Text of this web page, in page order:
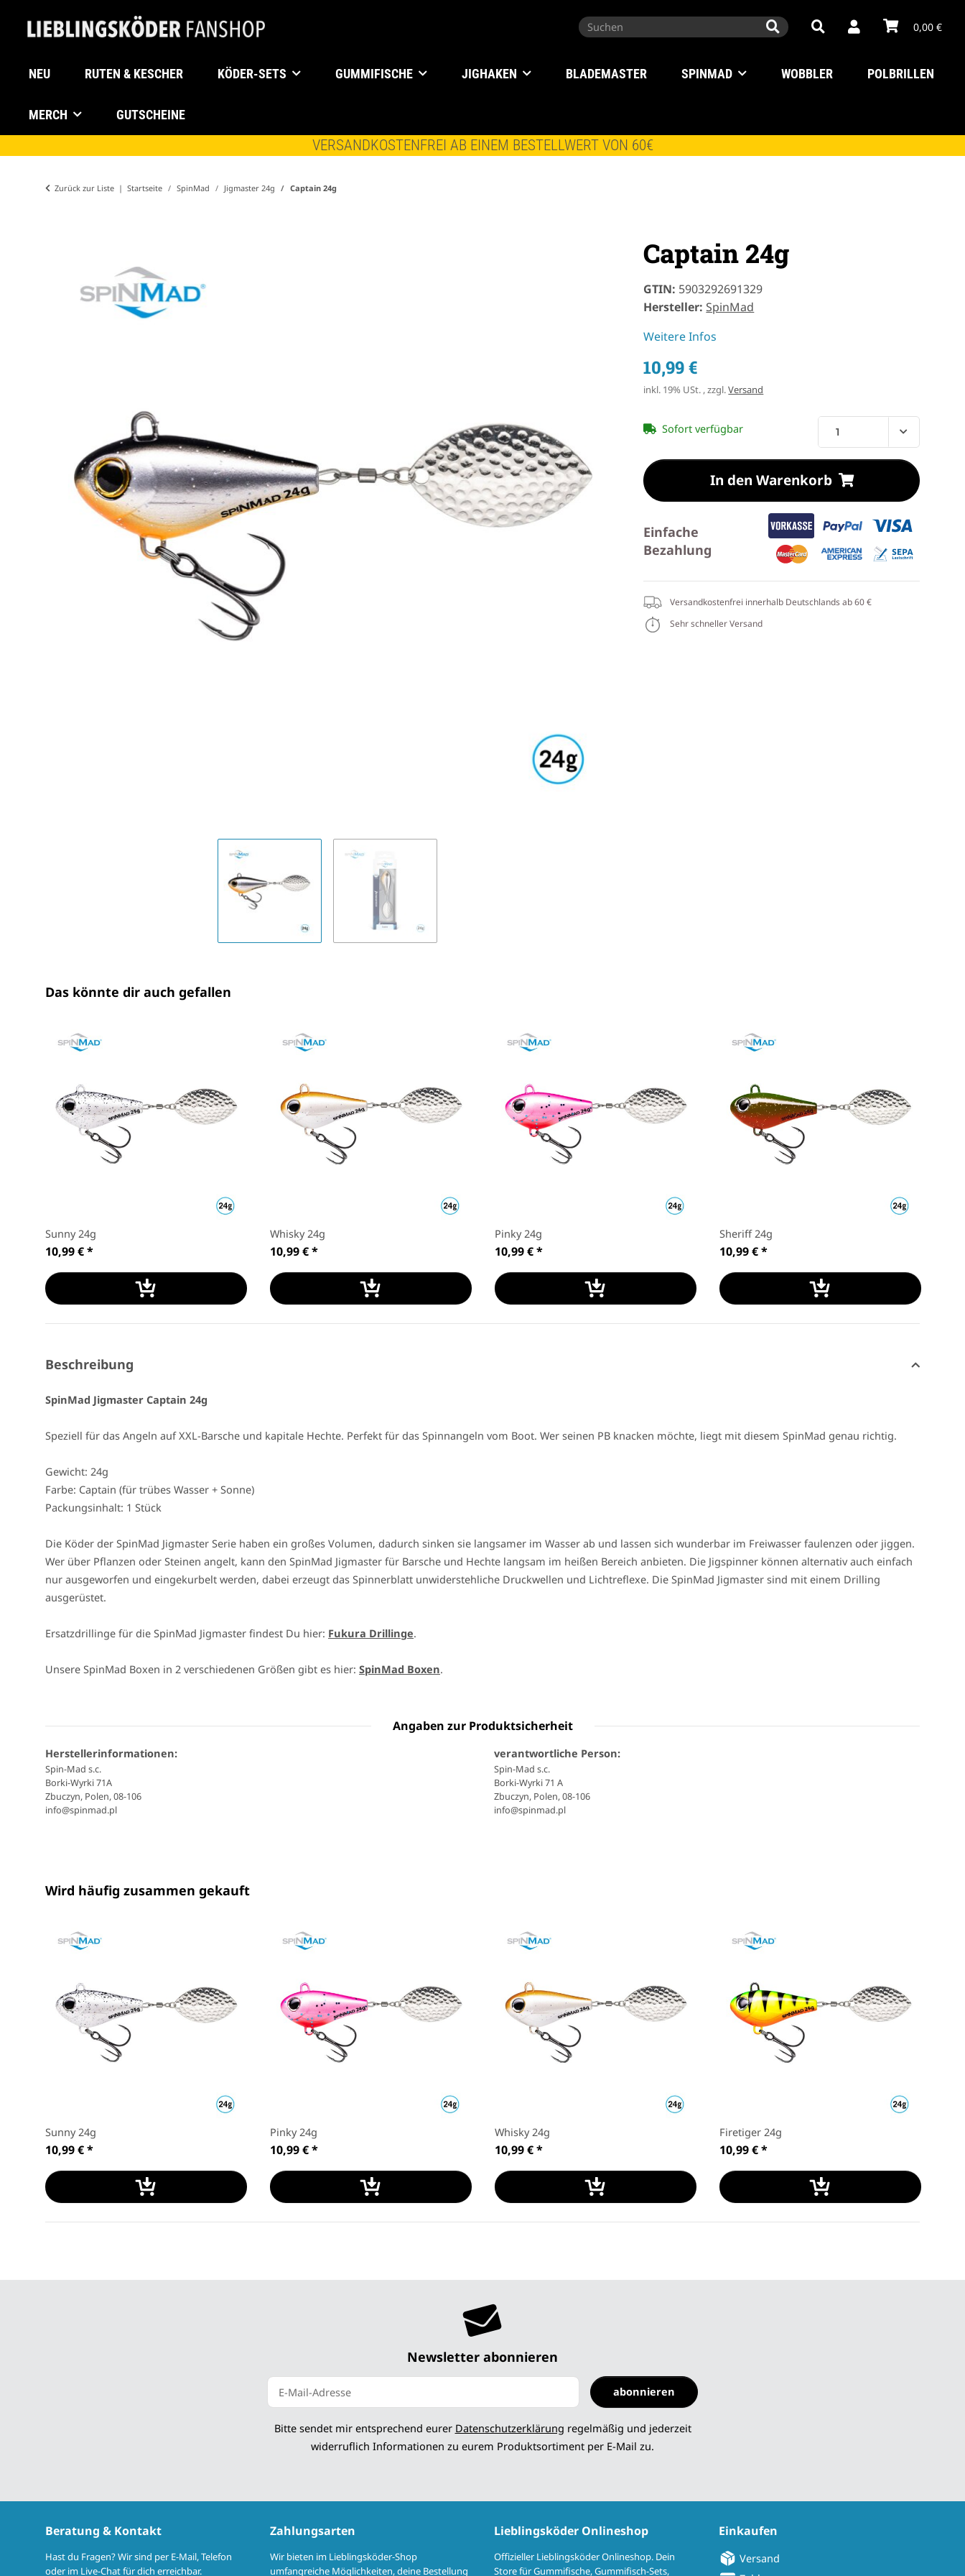
0,00 €
NEU RUTEN & KESCHER KÖDER-SETS GUMMIFISCHE JIGHAKEN BLADEMASTER SPINMAD WOBBLER POLBRILLEN
MERCH GUTSCHEINE
VERSANDKOSTENFREI AB EINEM BESTELLWERT VON 60€
Zurück zur Liste Startseite SpinMad Jigmaster 24g Captain 24g
Captain 24g
GTIN: 5903292691329
Hersteller: SpinMad
Weitere Infos
10,99 €
inkl. 19% USt. , zzgl.Versand
Sofort verfügbar
In den Warenkorb
Einfache
Bezahlung
Versandkostenfrei innerhalb Deutschlands ab 60 €
Sehr schneller Versand
Das könnte dir auch gefallen
Sunny 24g
10,99 €*
Whisky 24g
10,99 €*
Pinky 24g
10,99 €*
Sheriff 24g
10,99 €*
Beschreibung
SpinMad Jigmaster Captain 24g
Speziell für das Angeln auf XXL-Barsche und kapitale Hechte. Perfekt für das Spinnangeln vom Boot. Wer seinen PB knacken möchte, liegt mit diesem SpinMad genau richtig.
Gewicht: 24g
Farbe: Captain (für trübes Wasser + Sonne)
Packungsinhalt: 1 Stück
Die Köder der SpinMad Jigmaster Serie haben ein großes Volumen, dadurch sinken sie langsamer im Wasser ab und lassen sich wunderbar im Freiwasser faulenzen oder jiggen.
Wer über Pflanzen oder Steinen angelt, kann den SpinMad Jigmaster für Barsche und Hechte langsam im heißen Bereich anbieten. Die Jigspinner können alternativ auch einfach
nur ausgeworfen und eingekurbelt werden, dabei erzeugt das Spinnerblatt unwiderstehliche Druckwellen und Lichtreflexe. Die SpinMad Jigmaster sind mit einem Drilling
ausgerüstet.
Ersatzdrillinge für die SpinMad Jigmaster findest Du hier: Fukura Drillinge.
Unsere SpinMad Boxen in 2 verschiedenen Größen gibt es hier: SpinMad Boxen.
Angaben zur Produktsicherheit
Herstellerinformationen:
Spin-Mad s.c.
Borki-Wyrki 71A
Zbuczyn, Polen, 08-106
info@spinmad.pl
verantwortliche Person:
Spin-Mad s.c.
Borki-Wyrki 71 A
Zbuczyn, Polen, 08-106
info@spinmad.pl
Wird häufig zusammen gekauft
Sunny 24g
10,99 €*
Pinky 24g
10,99 €*
Whisky 24g
10,99 €*
Firetiger 24g
10,99 €*
Newsletter abonnieren
abonnieren
Bitte sendet mir entsprechend eurer Datenschutzerklärung regelmäßig und jederzeit
widerruflich Informationen zu eurem Produktsortiment per E-Mail zu.
Beratung & Kontakt
Hast du Fragen? Wir sind per E-Mail, Telefon
oder im Live-Chat für dich erreichbar.
Zahlungsarten
Wir bieten im Lieblingsköder-Shop
umfangreiche Möglichkeiten, deine Bestellung
Lieblingsköder Onlineshop
Offizieller Lieblingsköder Onlineshop. Dein
Store für Gummifische, Gummifisch-Sets,
Einkaufen
Versand